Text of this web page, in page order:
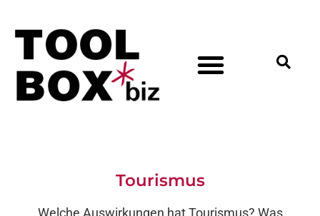
Tourismus
Welche Auswirkungen hat Tourismus? Was